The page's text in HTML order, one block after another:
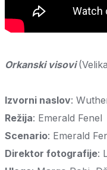
Orkanski visovi
Izvorni naslov:
Režija: Emerald Fenel
Scenario: Emerald
Direktor fotografije: